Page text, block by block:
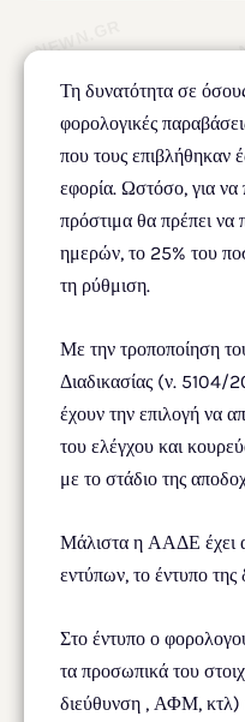
Τη δυνατότητα σε
φορολογικές
που τους επιβλήθηκαν
εφορία. Ωστόσο, για
πρόστιμα θα πρέπει
ημερών, το 25% του
τη ρύθμιση.
Με την τροποποίηση
Διαδικασίας (ν. 5104/
έχουν την επιλογή να
του ελέγχου και
με το στάδιο της
Μάλιστα η ΑΑΔΕ έχει
εντύπων, το έντυπο
Στο έντυπο ο
τα προσωπικά του
διεύθυνση , ΑΦΜ, κτλ)